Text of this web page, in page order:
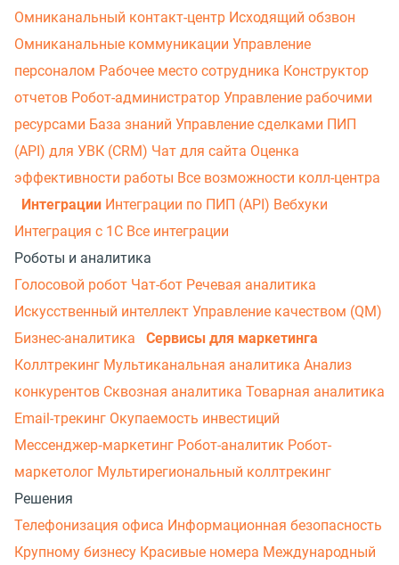
Омниканальный контакт-центр Исходящий обзвон
Омниканальные коммуникации Управление
персоналом Рабочее место сотрудника Конструктор
отчетов Робот-администратор Управление рабочими
ресурсами База знаний Управление сделками ПИП
(API) для УВК (CRM) Чат для сайта Оценка
эффективности работы Все возможности колл-центра
Интеграции Интеграции по ПИП (API) Вебхуки
Интеграция с 1С Все интеграции
Роботы и аналитика
Голосовой робот Чат-бот Речевая аналитика
Искусственный интеллект Управление качеством (QM)
Бизнес-аналитика
Сервисы для маркетинга
Коллтрекинг Мультиканальная аналитика Анализ
конкурентов Сквозная аналитика Товарная аналитика
Email-трекинг Окупаемость инвестиций
Мессенджер‑маркетинг Робот-аналитик Робот-
маркетолог Мультирегиональный коллтрекинг
Решения
Телефонизация офиса Информационная безопасность
Крупному бизнесу Красивые номера Международный